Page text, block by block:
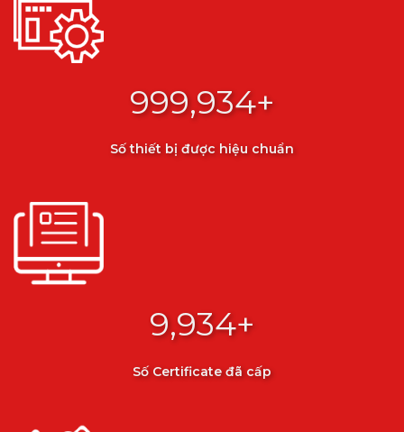
999,995+
Số thiết bị được hiệu chuẩn
9,995+
Số Certificate đã cấp